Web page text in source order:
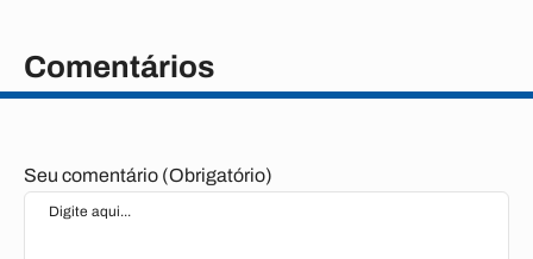
Comentários
Seu comentário (Obrigatório)